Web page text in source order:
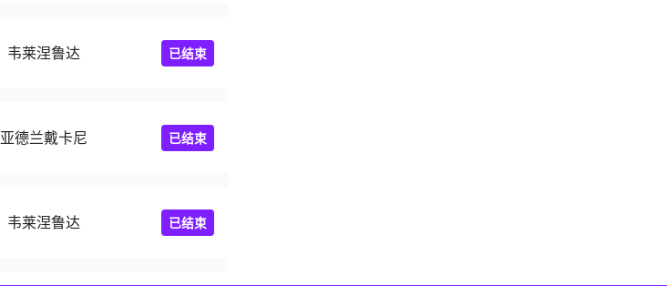
韦莱涅鲁达 已结束
亚德兰戴卡尼 已结束
韦莱涅鲁达 已结束